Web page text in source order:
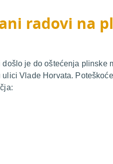
radovi na
je do oštećenja plinske
Vlade Horvata.